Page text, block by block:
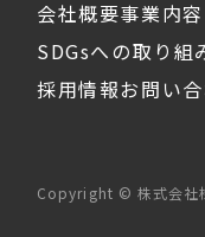
会社概要事業内容
SDGsへの取り組
採用情報お問い
Copyright © 株式会社